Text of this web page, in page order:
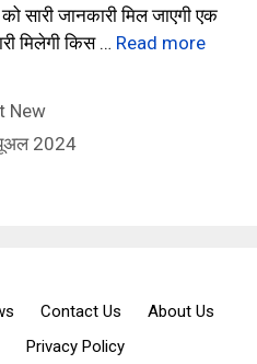
सारी जानकारी मिल जाएगी एक
मिलेगी किस … Read more
New
2024
Contact Us
About Us
Privacy Policy